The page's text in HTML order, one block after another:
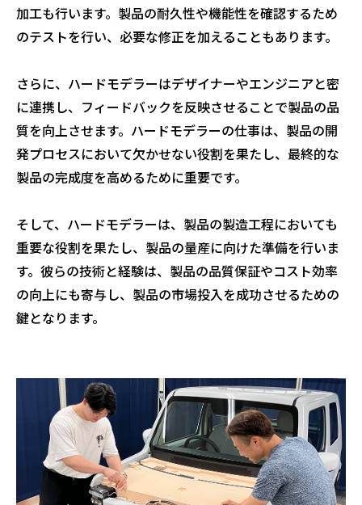
加工も行います。製品の耐久性や機能性を確認するため
のテストを行い、必要な修正を加えることもあります。
さらに、ハードモデラーはデザイナーやエンジニアと密
に連携し、フィードバックを反映させることで製品の品
質を向上させます。ハードモデラーの仕事は、製品の開
発プロセスにおいて欠かせない役割を果たし、最終的な
製品の完成度を高めるために重要です。
そして、ハードモデラーは、製品の製造工程においても
重要な役割を果たし、製品の量産に向けた準備を行いま
す。彼らの技術と経験は、製品の品質保証やコスト効率
の向上にも寄与し、製品の市場投入を成功させるための
鍵となります。